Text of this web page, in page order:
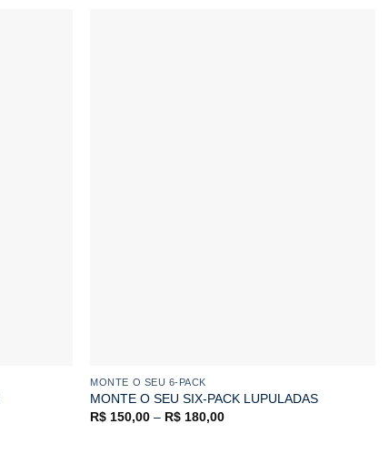
MONTE O SEU 6-PACK
MONTE O SEU SIX-PACK LUPULADAS
R$ 150,00 – R$ 180,00